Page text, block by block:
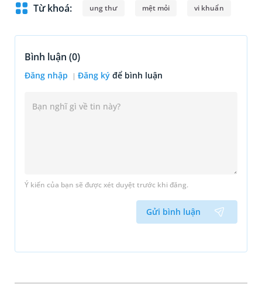
Từ khoá: ung thư mệt mỏi vi khuẩn
Bình luận (0)
Đăng nhập Đăng ký để bình luận
Ý kiến của bạn sẽ được xét duyệt trước khi đăng.
Gửi bình luận